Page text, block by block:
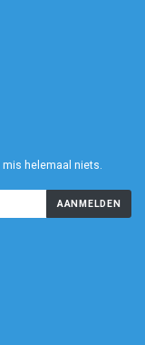
helemaal niets.
AANMELDEN